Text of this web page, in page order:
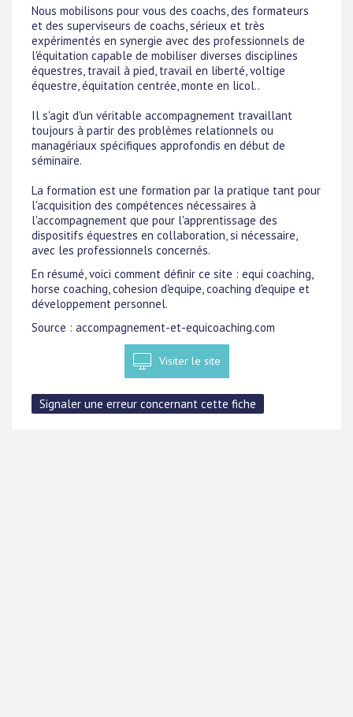
Nous mobilisons pour vous des coachs, des formateurs
et des superviseurs de coachs, sérieux et très
expérimentés en synergie avec des professionnels de
l'équitation capable de mobiliser diverses disciplines
équestres, travail à pied, travail en liberté, voltige
équestre, équitation centrée, monte en licol..
Il s'agit d'un véritable accompagnement travaillant
toujours à partir des problèmes relationnels ou
managériaux spécifiques approfondis en début de
séminaire.
La formation est une formation par la pratique tant pour
l'acquisition des compétences nécessaires à
l'accompagnement que pour l'apprentissage des
dispositifs équestres en collaboration, si nécessaire,
avec les professionnels concernés.
En résumé, voici comment définir ce site : equi coaching,
horse coaching, cohesion d'equipe, coaching d'equipe et
développement personnel.
Source : accompagnement-et-equicoaching.com
Visiter le site